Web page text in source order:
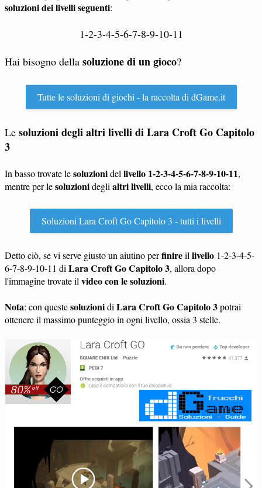
soluzioni dei livelli seguenti:
1-2-3-4-5-6-7-8-9-10-11
Hai bisogno della soluzione di un gioco?
Tutte le soluzioni di giochi - la raccolta di dGame.it
Le soluzioni degli altri livelli diLara Croft Go Capitolo
3
In basso trovate lesoluzionidel livello 1-2-3-4-5-6-7-8-9-10-11,
mentre per lesoluzionidegli altri livelli, ecco la mia raccolta:
Soluzioni Lara Croft Go Capitolo 3 - tutti i livelli
Detto ciò, se vi serve giusto un aiutino perfinireil livello 1-2-3-4-5-
6-7-8-9-10-11 di Lara Croft Go Capitolo 3, allora dopo
l'immagine trovate il video con le soluzioni.
Nota: con questesoluzionidi Lara Croft Go Capitolo 3potrai
ottenere il massimo punteggio in ogni livello, ossia 3 stelle.